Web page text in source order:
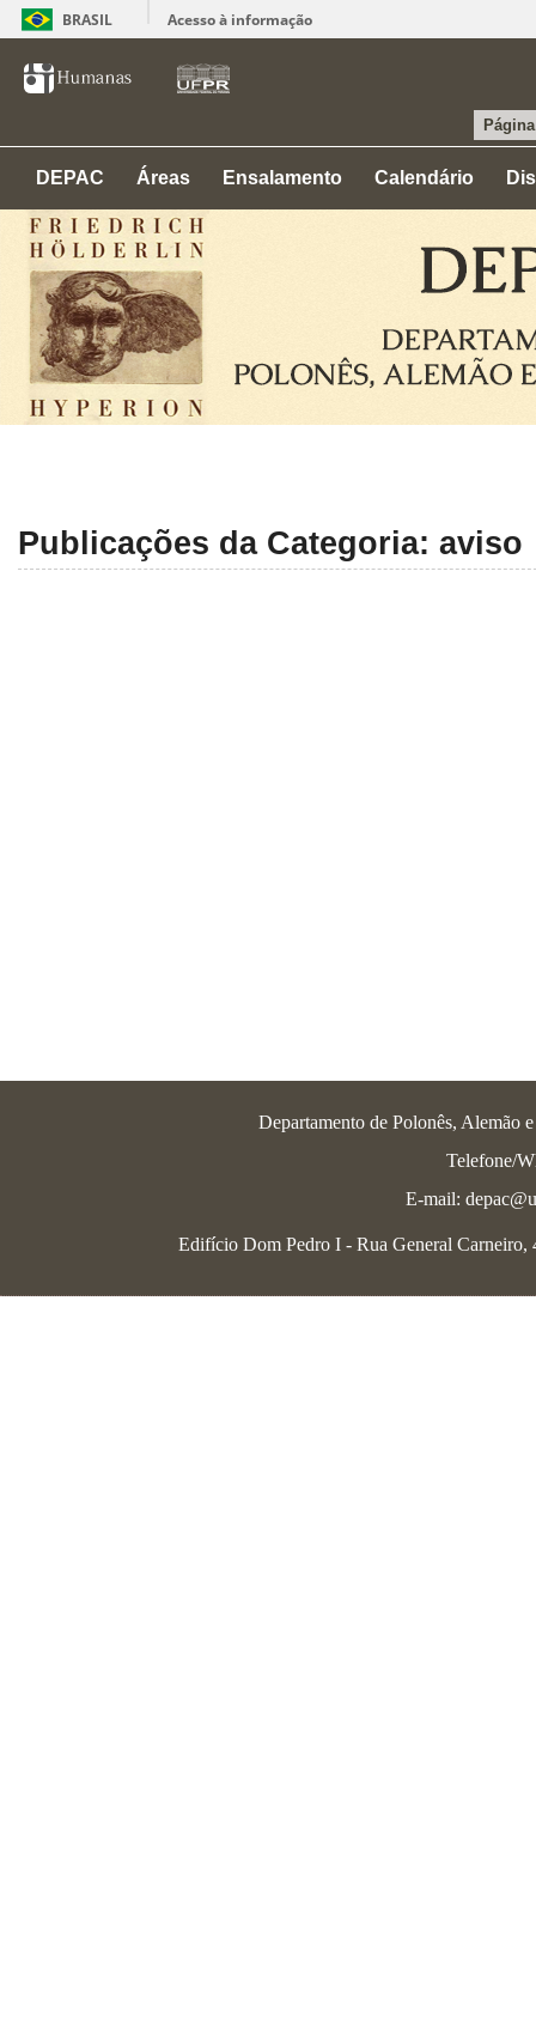
BRASIL Acesso à informação
DEPAC Áreas Ensalamento Calendário
Publicações da Categoria: aviso
Departamento de Polonês, Alemão
Telefone/
E-mail:
Edifício Dom Pedro I - Rua General Carneiro,